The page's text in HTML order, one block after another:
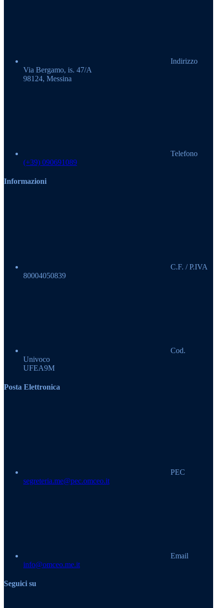
Indirizzo
Via Bergamo, is. 47/A
98124, Messina
Telefono
(+39) 090691089
Informazioni
C.F. / P.IVA
80004050839
Cod.
Univoco
UFEA9M
Posta Elettronica
PEC
segreteria.me@pec.omceo.it
Email
info@omceo.me.it
Seguici su